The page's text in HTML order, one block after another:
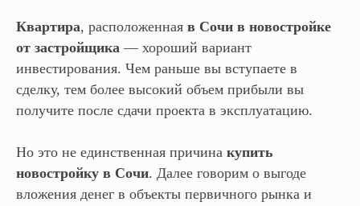
Квартира, расположенная в Сочи в новостройке
от застройщика — хороший вариант
инвестирования. Чем раньше вы вступаете в
сделку, тем более высокий объем прибыли вы
получите после сдачи проекта в эксплуатацию.
Но это не единственная причина купить
новостройку в Сочи. Далее говорим о выгоде
вложения денег в объекты первичного рынка и